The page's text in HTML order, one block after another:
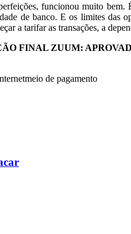
funcionou muito
de banco. E os limites
a tarifar as transações, a
FINAL ZUUM:
meio de pagamento